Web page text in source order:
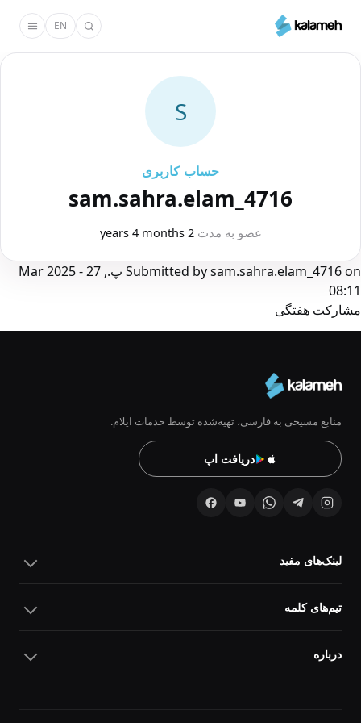
محتوای
اصلی
EN
S
حساب کاربری
sam.sahra.elam_4716
عضو به مدت 2 years 4 months
Submitted bysam.sahra.elam_4716on
پ., 27 Mar 2025 -
08:11
مشارکت هفتگی
منابع مسیحی به فارسی، تهیه‌شده توسط خدمات ایلام.
دریافت اپ
لینک‌های مفید
تیم‌های کلمه
درباره